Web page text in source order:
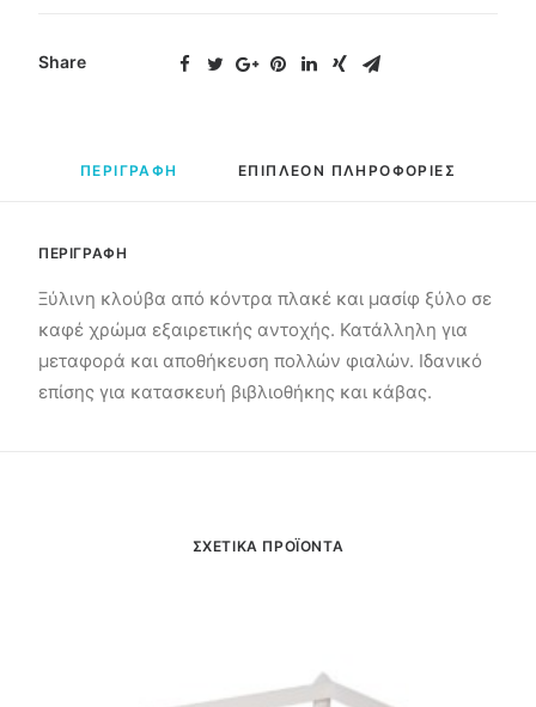
Share
ΠΕΡΙΓΡΑΦΗ ΕΠΙΠΛΕΟΝ ΠΛΗΡΟΦΟΡΙΕΣ
ΠΕΡΙΓΡΑΦΗ
Ξύλινη κλούβα από κόντρα πλακέ και μασίφ ξύλο σε
καφέ χρώμα εξαιρετικής αντοχής. Κατάλληλη για
μεταφορά και αποθήκευση πολλών φιαλών. Ιδανικό
επίσης για κατασκευή βιβλιοθήκης και κάβας.
ΣΧΕΤΙΚΑ ΠΡΟΪΟΝΤΑ